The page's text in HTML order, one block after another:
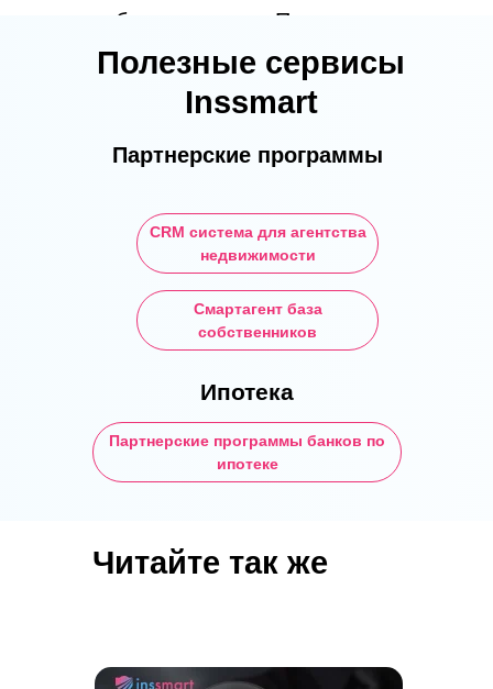
требуемую сумму. Понимание
этих простых правил позволяет
планировать свои сбережения
быть уверенным в соблюдении
Полезные сервисы
Inssmart
Партнерские программы
Ипотека
CRM система для агентства
недвижимости
Cмартагент база
собственников
Партнерские программы банков по
ипотеке
Читайте так же